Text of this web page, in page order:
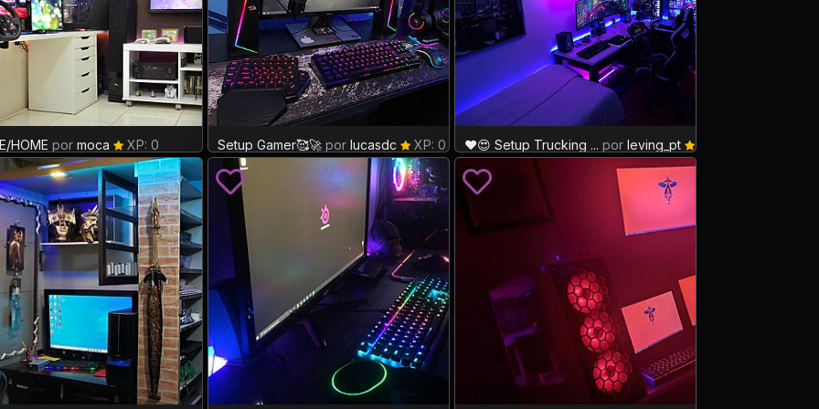
HOME por moca XP: 0 Setup Gamer🥰🚀por lucasdc XP: 0 ❤️😍 Setup Trucking ... por leving_pt XP: 44